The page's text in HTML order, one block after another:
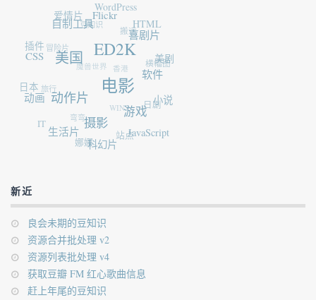
电影
ED2K
美国
动作片
摄影 游戏
软件
喜剧片
Flickr
自制工具
CSS
动画
生活片
科幻片
JavaScript
小说
美剧
HTML
WordPress
爱情片
插件
娜娜 站点
日剧
横幅图
搬运
豆知识
WIN7
香港
魔兽世界
新近
良会未期的豆知识
资源合并批处理 v2
资源列表批处理 v4
获取豆瓣 FM 红心歌曲信息
赶上年尾的豆知识